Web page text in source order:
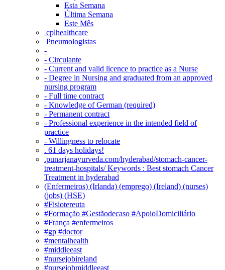
Esta Semana
Última Semana
Este Mês
‎ cplhealthcare‬
Pneumologistas
-
- Circulante
- Current and valid licence to practice as a Nurse
- Degree in Nursing and graduated from an approved
nursing program
- Full time contract
- Knowledge of German (required)
- Permanent contract
- Professional experience in the intended field of
practice
- Willingness to relocate
. 61 days holidays!
.punarjanayurveda.com/hyderabad/stomach-cancer-
treatment-hospitals/ Keywords : Best stomach Cancer
Treatment in hyderabad
(Enfermeiros) (Irlanda) (emprego) (Ireland) (nurses)
(jobs) (HSE)
#Fisiotereuta
#Formação #Gestãodecaso #ApoioDomiciliário
#França #enfermeiros
#gp #doctor
#mentalhealth
#middleeast
#nursejobireland
#nursejobmiddleeast